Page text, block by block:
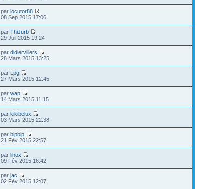
parlocutor88
08 Sep 2015 17:06
parThiJurb
29 Juil 2015 19:24
pardidiervillers
28 Mars 2015 13:25
par Lpg
27 Mars 2015 12:45
parwap
14 Mars 2015 11:15
parkikibelux
03 Mars 2015 22:38
parbipbip
21 Fév 2015 22:57
parlinox
09 Fév 2015 16:42
parjac
02 Fév 2015 12:07